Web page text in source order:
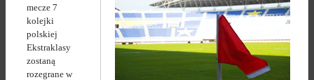
mecze 7
kolejki
polskiej
Ekstraklasy
zostaną
rozegrane w